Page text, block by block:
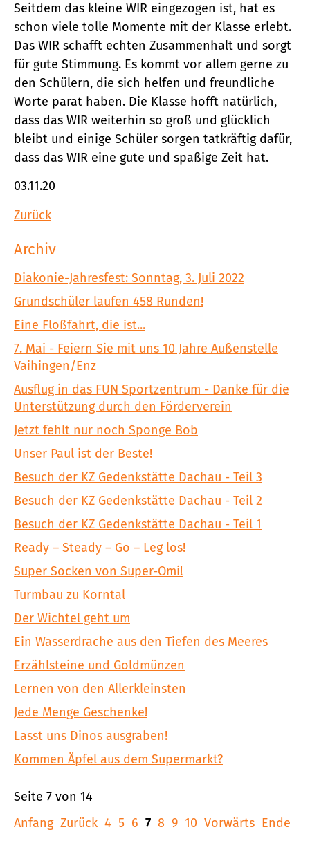
Seitdem das kleine WIR eingezogen ist, hat es
schon viele tolle Momente mit der Klasse erlebt.
Das WIR schafft echten Zusammenhalt und sorgt
für gute Stimmung. Es kommt vor allem gerne zu
den Schülern, die sich helfen und freundliche
Worte parat haben. Die Klasse hofft natürlich,
dass das WIR weiterhin so groß und glücklich
bleibt und einige Schüler sorgen tatkräftig dafür,
dass das WIR eine gute und spaßige Zeit hat.
03.11.20
Zurück
Archiv
Diakonie-Jahresfest: Sonntag, 3. Juli 2022
Grundschüler laufen 458 Runden!
Eine Floßfahrt, die ist...
7. Mai - Feiern Sie mit uns 10 Jahre Außenstelle
Vaihingen/Enz
Ausflug in das FUN Sportzentrum - Danke für die
Unterstützung durch den Förderverein
Jetzt fehlt nur noch Sponge Bob
Unser Paul ist der Beste!
Besuch der KZ Gedenkstätte Dachau - Teil 3
Besuch der KZ Gedenkstätte Dachau - Teil 2
Besuch der KZ Gedenkstätte Dachau - Teil 1
Ready – Steady – Go – Leg los!
Super Socken von Super-Omi!
Turmbau zu Korntal
Der Wichtel geht um
Ein Wasserdrache aus den Tiefen des Meeres
Erzählsteine und Goldmünzen
Lernen von den Allerkleinsten
Jede Menge Geschenke!
Lasst uns Dinos ausgraben!
Kommen Äpfel aus dem Supermarkt?
Seite 7 von 14
Anfang Zurück 4 5 6 7 8 9 10 Vorwärts Ende